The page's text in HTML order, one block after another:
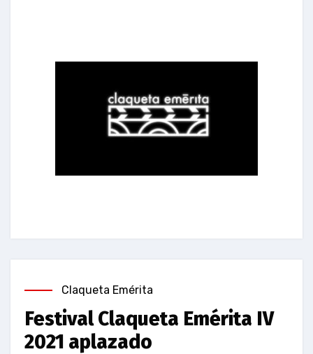
Claqueta Emérita
Festival Claqueta Emérita IV
2021 aplazado